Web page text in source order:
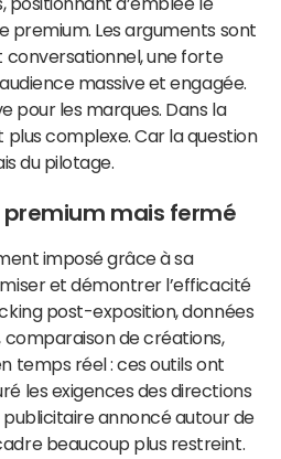
premium. Les arguments sont
conversationnel, une forte
massive et engagée.
pour les marques. Dans la
plus complexe. Car la question
du pilotage.
premium mais fermé
imposé grâce à sa
et démontrer l’efficacité
post-exposition, données
comparaison de créations,
temps réel : ces outils ont
les exigences des directions
annoncé autour de
beaucoup plus restreint.